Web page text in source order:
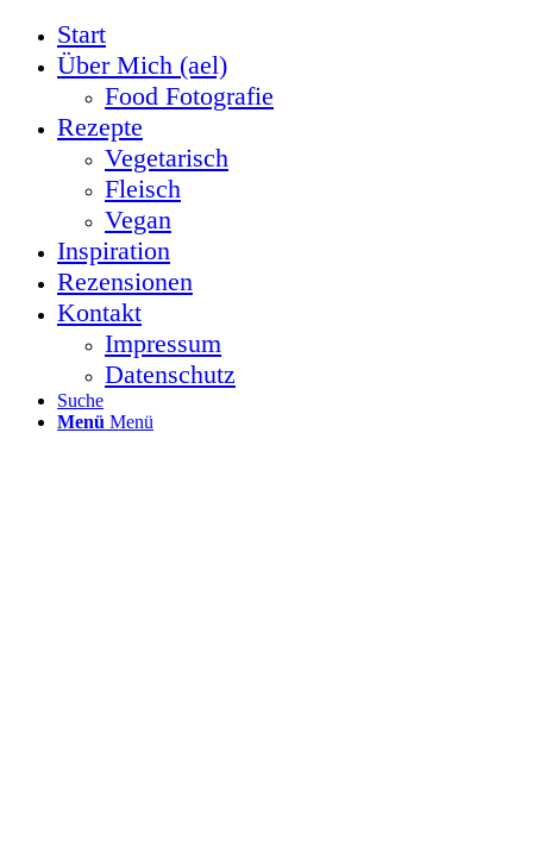
Start
Über Mich (ael)
Food Fotografie
Rezepte
Vegetarisch
Fleisch
Vegan
Inspiration
Rezensionen
Kontakt
Impressum
Datenschutz
Suche
Menü Menü